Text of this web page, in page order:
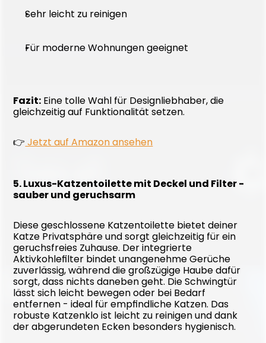
Sehr leicht zu reinigen
Für moderne Wohnungen geeignet
Fazit: Eine tolle Wahl für Designliebhaber, die
gleichzeitig auf Funktionalität setzen.
👉 Jetzt auf Amazon ansehen
5. Luxus-Katzentoilette mit Deckel und Filter -
sauber und geruchsarm
Diese geschlossene Katzentoilette bietet deiner
Katze Privatsphäre und sorgt gleichzeitig für ein
geruchsfreies Zuhause. Der integrierte
Aktivkohlefilter bindet unangenehme Gerüche
zuverlässig, während die großzügige Haube dafür
sorgt, dass nichts daneben geht. Die Schwingtür
lässt sich leicht bewegen oder bei Bedarf
entfernen - ideal für empfindliche Katzen. Das
robuste Katzenklo ist leicht zu reinigen und dank
der abgerundeten Ecken besonders hygienisch.